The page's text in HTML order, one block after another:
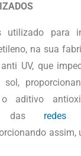
utilizado para
na sua
UV, que
o aditivo
das redes